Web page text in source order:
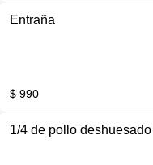
Entraña
$ 990
1/4 de pollo deshuesado